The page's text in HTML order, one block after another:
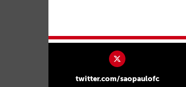
twitter.com/saopaulofc